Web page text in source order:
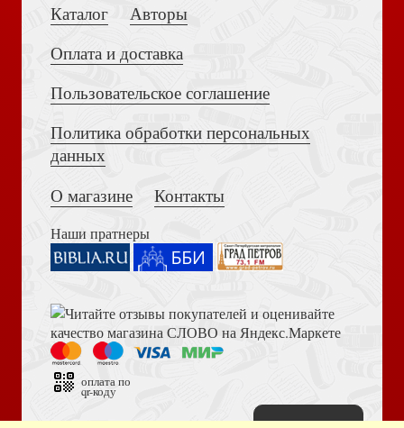
Покаяние. Автобиографическая повесть
Блокнот 145*100 мм «Стремитесь не к успеху...»
(Ваката) 149
Достоевский Ф.М. Сила и правда России (2024)
е изд., перераб., и доп., синий бумвинил)
Каталог
Авторы
Оплата и доставка
Пользовательское соглашение
Политика обработки персональных
данных
О магазине
Контакты
Наши пратнеры
оплата по
qr-коду